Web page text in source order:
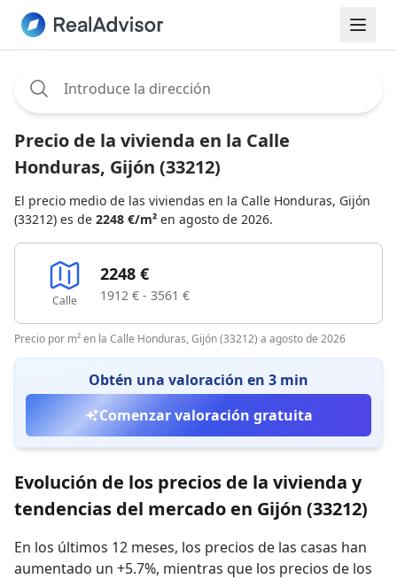
Precio de la vivienda en la Calle
Honduras, Gijón (33212)
El precio medio de las viviendas en la Calle Honduras, Gijón
(33212) es de 2248 €/m² en agosto de 2026.
Calle
2248 €
1912 € - 3561 €
Precio por m² en la Calle Honduras, Gijón (33212) a agosto de 2026
Obtén una valoración en 3 min
Comenzar valoración gratuita
Evolución de los precios de la vivienda y
tendencias del mercado en Gijón (33212)
En los últimos 12 meses, los precios de las casas han
aumentado un +5.7%, mientras que los precios de los